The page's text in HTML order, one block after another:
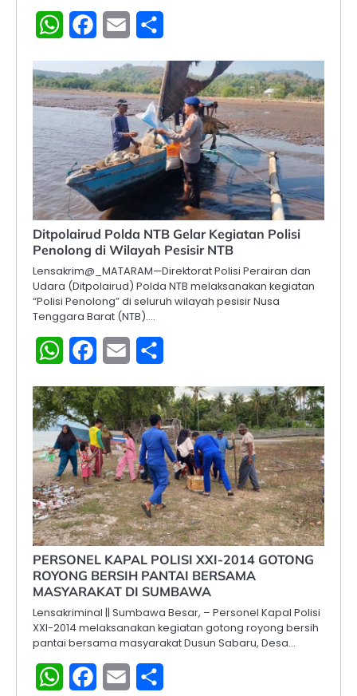
WhatsAppFacebook
Email
Ditpolairud Polda NTB Gelar Kegiatan Polisi
Penolong di Wilayah Pesisir NTB
Lensakrim@_MATARAM—Direktorat Polisi Perairan dan
Udara (Ditpolairud) Polda NTB melaksanakan kegiatan
“Polisi Penolong” di seluruh wilayah pesisir Nusa
Tenggara Barat (NTB).…
WhatsAppFacebook
Email
PERSONEL KAPAL POLISI XXI-2014 GOTONG
ROYONG BERSIH PANTAI BERSAMA
MASYARAKAT DI SUMBAWA
Lensakriminal || Sumbawa Besar, – Personel Kapal Polisi
XXI-2014 melaksanakan kegiatan gotong royong bersih
pantai bersama masyarakat Dusun Sabaru, Desa…
WhatsAppFacebook
Email